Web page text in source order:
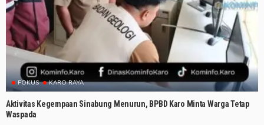
FOKUS KARO RAYA
Aktivitas Kegempaan Sinabung Menurun, BPBD Karo Minta Warga Tetap
Waspada